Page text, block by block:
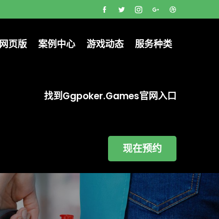
页版 案例中心 游戏动态 服务种类
找到ggpoker.games官网入口
现在预约